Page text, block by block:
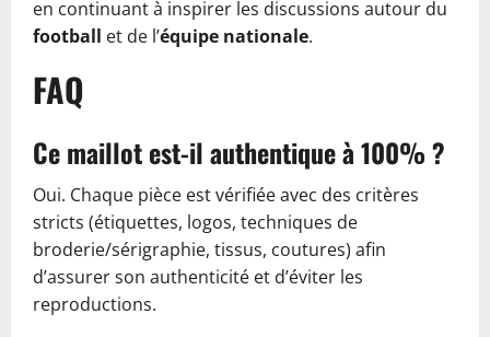
en continuant à inspirer les discussions autour du
football et de l’équipe nationale.
FAQ
Ce maillot est-il authentique à 100% ?
Oui. Chaque pièce est vérifiée avec des critères
stricts (étiquettes, logos, techniques de
broderie/sérigraphie, tissus, coutures) afin
d’assurer son authenticité et d’éviter les
reproductions.